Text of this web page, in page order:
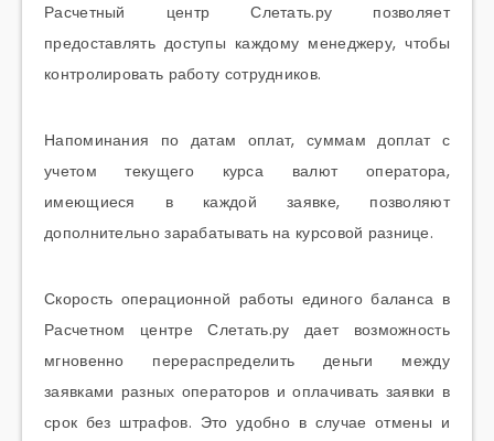
Расчетный центр Слетать.ру позволяет
предоставлять доступы каждому менеджеру, чтобы
контролировать работу сотрудников.
Напоминания по датам оплат, суммам доплат с
учетом текущего курса валют оператора,
имеющиеся в каждой заявке, позволяют
дополнительно зарабатывать на курсовой разнице.
Скорость операционной работы единого баланса в
Расчетном центре Слетать.ру дает возможность
мгновенно перераспределить деньги между
заявками разных операторов и оплачивать заявки в
срок без штрафов. Это удобно в случае отмены и